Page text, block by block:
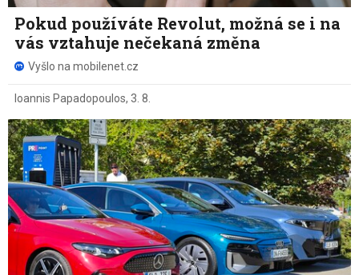
Pokud používáte Revolut, možná se i na
vás vztahuje nečekaná změna
Vyšlo na mobilenet.cz
Ioannis Papadopoulos, 3. 8.